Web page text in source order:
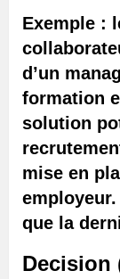
Exemple :
d’un
formation
solution
mise en
que la
Decision